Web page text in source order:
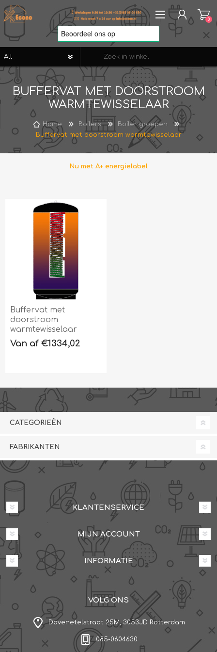
REGISTREREN
AANMELDEN
VERLANGLIJST
0
0
BUFFERVAT MET DOORSTROOM
WARMTEWISSELAAR
Home Boilers
Boiler groepen
Buffervat met doorstroom warmtewisselaar
Nu met A+ energielabel
Buffervat met
doorstroom
warmtewisselaar
Van af €1334,02
CATEGORIEËN
FABRIKANTEN
KLANTENSERVICE
MIJN ACCOUNT
INFORMATIE
VOLG ONS
Dovenetelstraat 25M, 3053JD Rotterdam
085-0604630